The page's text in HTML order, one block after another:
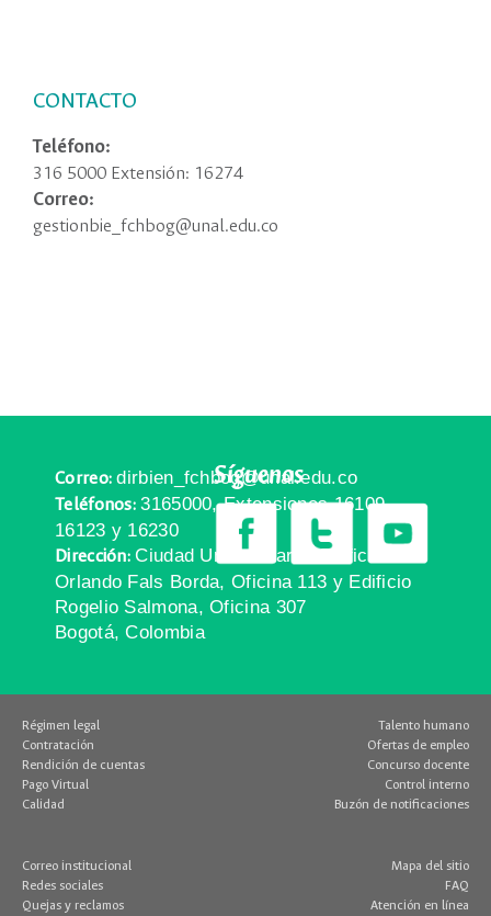
CONTACTO
Teléfono:
316 5000 Extensión: 16274
Correo:
gestionbie_fchbog@unal.edu.co
Correo:dirbien_fchbog@unal.edu.co
Teléfonos:3165000, Extensiones 16109,
16123 y 16230
Dirección:Ciudad Universitaria, Edificio
Orlando Fals Borda, Oficina 113 y Edificio
Rogelio Salmona, Oficina 307
Bogotá, Colombia
Síguenos
Régimen legal
Contratación
Rendición de cuentas
Pago Virtual
Calidad
Talento humano
Ofertas de empleo
Concurso docente
Control interno
Buzón de notificaciones
Correo institucional
Redes sociales
Quejas y reclamos
Mapa del sitio
FAQ
Atención en línea